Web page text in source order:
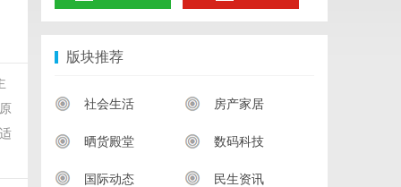
版块推荐
社会生活 房产家居
晒货殿堂 数码科技
国际动态 民生资讯